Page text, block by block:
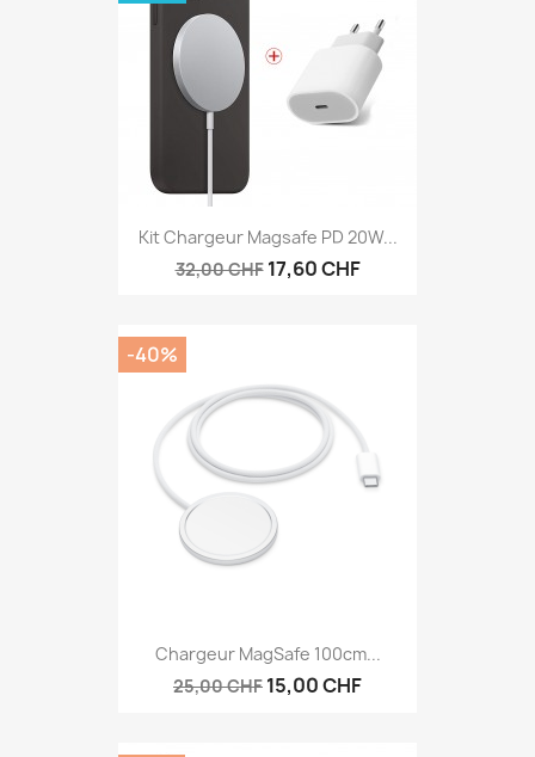
Kit Chargeur Magsafe PD 20W...
32,00 CHF 17,60 CHF
Chargeur MagSafe 100cm...
25,00 CHF 15,00 CHF
-40%